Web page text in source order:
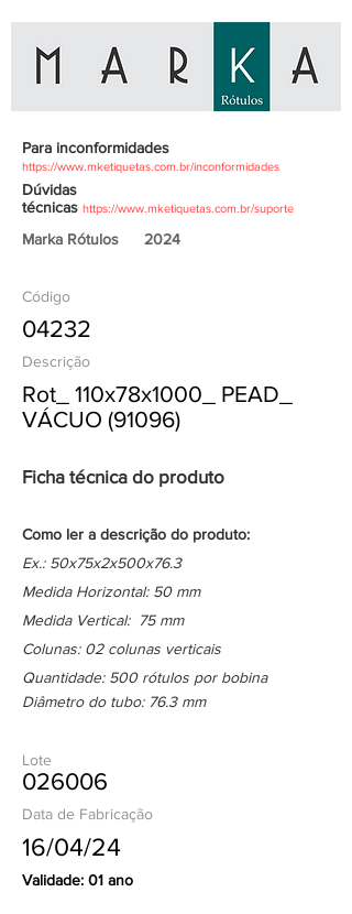
Para inconformidades
https://www.mketiquetas.com.br/inconformidades
Dúvidas
técnicas https://www.mketiquetas.com.br/suporte
Marka Rótulos 2024
Código
04232
Descrição
Rot_ 110x78x1000_ PEAD_
VÁCUO (91096)
Ficha técnica do produto
Como ler a descrição do produto:
Ex.: 50x75x2x500x76.3
Medida Horizontal: 50 mm
Medida Vertical: 75 mm
Colunas: 02 colunas verticais
Quantidade: 500 rótulos por bobina
Diâmetro do tubo: 76.3 mm
Lote
026006
Data de Fabricação
16/04/24
Validade: 01 ano